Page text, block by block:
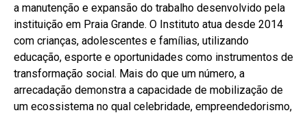
a manutenção e expansão do trabalho desenvolvido pela
instituição em Praia Grande. O Instituto atua desde 2014
com crianças, adolescentes e famílias, utilizando
educação, esporte e oportunidades como instrumentos de
transformação social. Mais do que um número, a
arrecadação demonstra a capacidade de mobilização de
um ecossistema no qual celebridade, empreendedorismo,